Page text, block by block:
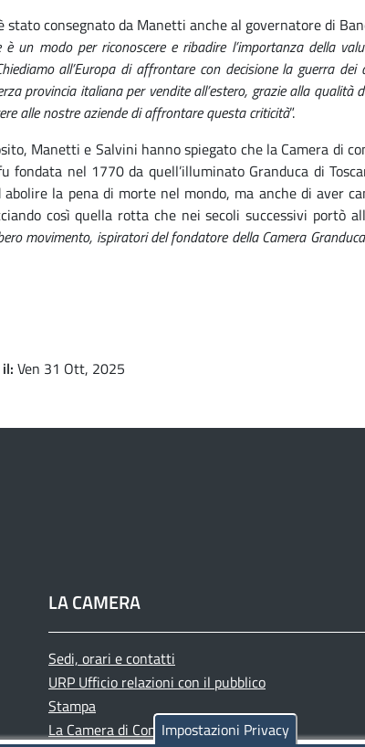
stato consegnato da Manetti anche al governatore di
è un modo per riconoscere e ribadire l’importanza della
all’Europa di affrontare con decisione la guerra
provincia italiana per vendite all’estero, grazie alla
alle nostre aziende di affrontare questa criticità”.
Manetti e Salvini hanno spiegato che la Camera di
fondata nel 1770 da quell’illuminato Granduca di
abolire la pena di morte nel mondo, ma anche di aver
così quella rotta che nei secoli successivi portò
movimento, ispiratori del fondatore della Camera
Ven 31 Ott, 2025
LA CAMERA
Sedi, orari e contatti
URP Ufficio relazioni con il pubblico
Stampa
La Camera di Commercio oggi
Impostazioni Privacy